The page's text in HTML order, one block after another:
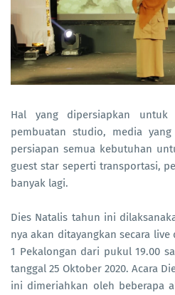
Hal yang dipersiapkan
pembuatan studio, media
persiapan semua kebutuhan
guest star seperti transportasi,
banyak lagi.
Dies Natalis tahun ini
nya akan ditayangkan secara live
1 Pekalongan dari pukul 19.00
tanggal 25 Oktober 2020. Acara
ini dimeriahkan oleh beberapa